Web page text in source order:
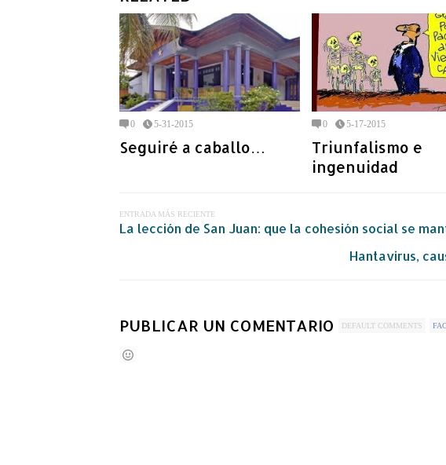
0 5-31-2015
Seguiré a caballo…
0 5-17-2015
Triunfalismo e
ingenuidad
ENTRADA MÁS RECIENTE
La lección de San Juan: que la cohesión social se
Hantavirus,
PUBLICAR UN COMENTARIO DEFAULT COMMENTS